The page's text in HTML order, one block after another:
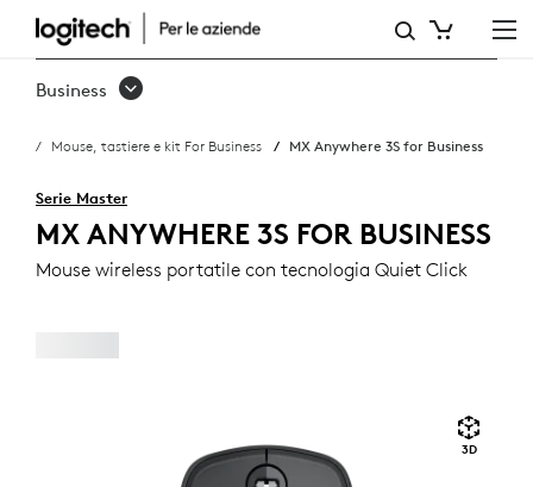
MX
ANYWHERE
FOR
BUSINESS
Business
Mouse, tastiere e kit For Business MX Anywhere 3S for Business
Serie Master
MX ANYWHERE 3S FOR BUSINESS
Mouse wireless portatile con tecnologia Quiet Click
3D